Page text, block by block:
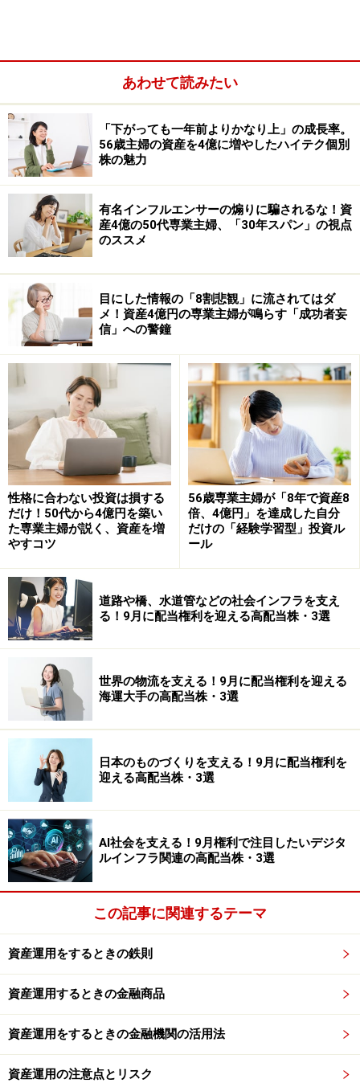
2026年5月の権利取り最終日は5月27日です。今回は、5
月権利確定の銘柄のなかから、「長期保有」「安定性」
という観点で注目したい3銘柄を紹介します。
サカタのタネ＜1377＞
世界展開しています。農業関連という安定需要型ビジネ
スであり、長期保有目線の投資家からも人気がありま
す。株主優待は、三越伊勢丹が運用するサイトで使用で
きるカタログギフトです。世界的な人口増加や食料問題
への関心が高まるなか、農業関連分野は中長期テーマと
して注目されることもあります。なお、株主優待の権利
に保有期間1年以上という条件はありますが、5年以上の
保有で、株主優待が大幅に拡充される制度を導入してい
ます。こうした制度も中長期向けと言えるでしょう。
日本毛織＜3201＞
日本毛織＜3201＞は衣料、商業施設、不動産など幅広い
事業を展開しています。11月決算企業ですが、株主優待
の権利取りは年1回の5月末となっており、QUOカードや
自社グループ関連優待などが用意されています（1年以
上継続保有が条件）。事業の多角化が進んでいることか
ら、特定分野の景気変動に依存しにくい点も特徴です。
比較的安定した配当政策を意識する投資家も多く、優待
と合わせた「総合利回り」に注目する個人投資家も少な
くないでしょう。
ウェザーニューズ＜4825＞
ウェザーニューズ＜4825＞は、民間気象情報サービス大
手です。法人向け気象情報サービスなど独自性の高いビ
ジネスを展開しています。安定収益型のIT関連企業とし
て知られており、中長期投資家からも注目される存在で
す。株主優待では、200株以上保有の株主を対象に、自
社サービス関連特典などが用意されています。気象情報
は物流、航空、海運、建設など幅広い業界で利用されて
おり、社会インフラ的な側面を持つ点も特徴です。近年
は異常気象への関心も高まっており、防災関連という観
※株主優待に関する情報は、記事執筆時点のものになり
ます。詳細につきましては、各社が発表している株主優
あわせて読みたい
「下がっても一年前よりかなり上」の成長率。
56歳主婦の資産を4億に増やしたハイテク個別
株の魅力
有名インフルエンサーの煽りに騙されるな！資
産4億の50代専業主婦、「30年スパン」の視点
のススメ
目にした情報の「8割悲観」に流されてはダ
メ！資産4億円の専業主婦が鳴らす「成功者妄
信」への警鐘
性格に合わない投資は損する
だけ！50代から4億円を築い
た専業主婦が説く、資産を増
やすコツ
56歳専業主婦が「8年で資産8
倍、4億円」を達成した自分
だけの「経験学習型」投資ル
ール
道路や橋、水道管などの社会インフラを支え
る！9月に配当権利を迎える高配当株・3選
世界の物流を支える！9月に配当権利を迎える
海運大手の高配当株・3選
日本のものづくりを支える！9月に配当権利を
迎える高配当株・3選
AI社会を支える！9月権利で注目したいデジタ
ルインフラ関連の高配当株・3選
この記事に関連するテーマ
資産運用をするときの鉄則
資産運用するときの金融商品
資産運用をするときの金融機関の活用法
資産運用の注意点とリスク